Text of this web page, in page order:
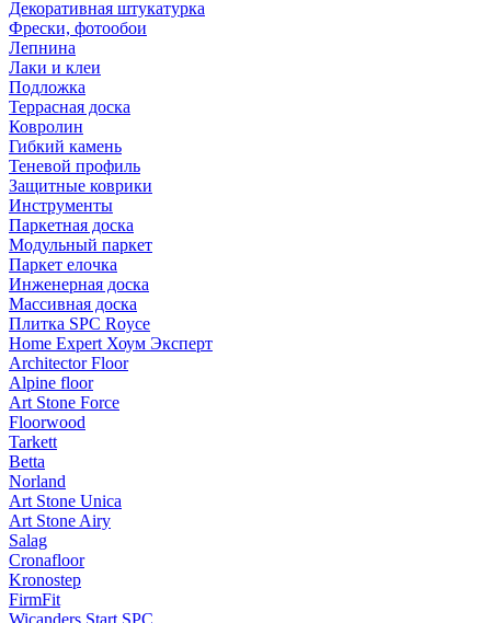
Декоративная штукатурка
Фрески, фотообои
Лепнина
Лаки и клеи
Подложка
Террасная доска
Ковролин
Гибкий камень
Теневой профиль
Защитные коврики
Инструменты
Паркетная доска
Модульный паркет
Паркет елочка
Инженерная доска
Массивная доска
Плитка SPC Royce
Home Expert Хоум Эксперт
Architector Floor
Alpine floor
Art Stone Force
Floorwood
Tarkett
Betta
Norland
Art Stone Unica
Art Stone Airy
Salag
Cronafloor
Kronostep
FirmFit
Wicanders Start SPC